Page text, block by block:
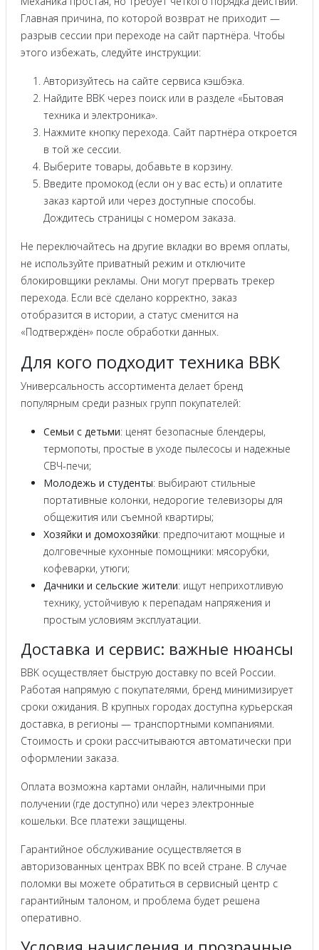
Главная причина, по которой возврат не приходит —
разрыв сессии при переходе на сайт партнёра. Чтобы
этого избежать, следуйте инструкции:
Авторизуйтесь на сайте сервиса кэшбэка.
Найдите BBK через поиск или в разделе «Бытовая
техника и электроника».
Нажмите кнопку перехода. Сайт партнёра откроется
в той же сессии.
Выберите товары, добавьте в корзину.
Введите промокод (если он у вас есть) и оплатите
заказ картой или через доступные способы.
Дождитесь страницы с номером заказа.
Не переключайтесь на другие вкладки во время оплаты,
не используйте приватный режим и отключите
блокировщики рекламы. Они могут прервать трекер
перехода. Если всё сделано корректно, заказ
отобразится в истории, а статус сменится на
«Подтверждён» после обработки данных.
Для кого подходит техника BBK
Универсальность ассортимента делает бренд
популярным среди разных групп покупателей:
Семьи с детьми: ценят безопасные блендеры,
термопоты, простые в уходе пылесосы и надежные
СВЧ-печи;
Молодежь и студенты: выбирают стильные
портативные колонки, недорогие телевизоры для
общежития или съемной квартиры;
Хозяйки и домохозяйки: предпочитают мощные и
долговечные кухонные помощники: мясорубки,
кофеварки, утюги;
Дачники и сельские жители: ищут неприхотливую
технику, устойчивую к перепадам напряжения и
простым условиям эксплуатации.
Доставка и сервис: важные нюансы
BBK осуществляет быструю доставку по всей России.
Работая напрямую с покупателями, бренд минимизирует
сроки ожидания. В крупных городах доступна курьерская
доставка, в регионы — транспортными компаниями.
Стоимость и сроки рассчитываются автоматически при
оформлении заказа.
Оплата возможна картами онлайн, наличными при
получении (где доступно) или через электронные
кошельки. Все платежи защищены.
Гарантийное обслуживание осуществляется в
авторизованных центрах BBK по всей стране. В случае
поломки вы можете обратиться в сервисный центр с
гарантийным талоном, и проблема будет решена
оперативно.